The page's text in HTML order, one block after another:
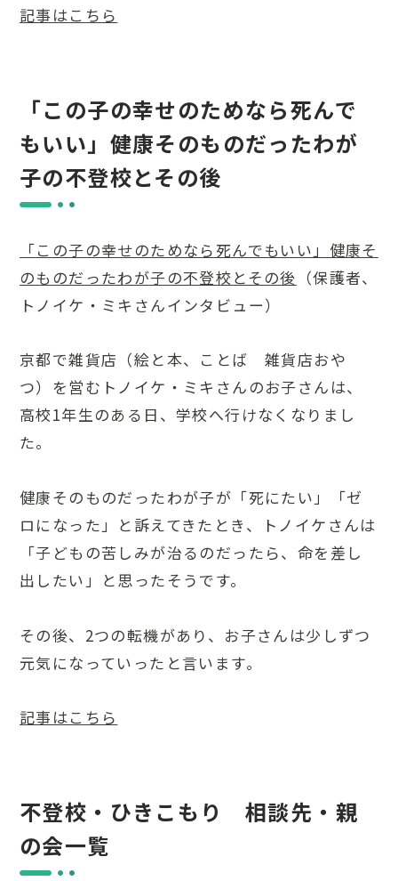
記事はこちら
「この子の幸せのためなら死んで
もいい」健康そのものだったわが
子の不登校とその後
「この子の幸せのためなら死んでもいい」健康そ
のものだったわが子の不登校とその後 （保護者、
トノイケ・ミキさんインタビュー）
京都で雑貨店（絵と本、ことば 雑貨店おや
つ）を営むトノイケ・ミキさんのお子さんは、
高校1年生のある日、学校へ行けなくなりまし
た。
健康そのものだったわが子が「死にたい」「ゼ
ロになった」と訴えてきたとき、トノイケさんは
「子どもの苦しみが治るのだったら、命を差し
出したい」と思ったそうです。
その後、2つの転機があり、お子さんは少しずつ
元気になっていったと言います。
記事はこちら
不登校・ひきこもり 相談先・親
の会一覧